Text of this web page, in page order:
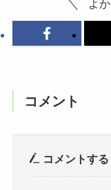
よ
コメント
コメントする